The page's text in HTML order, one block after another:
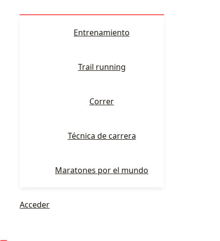
Entrenamiento
Trail running
Correr
Técnica de carrera
Maratones por el mundo
Acceder